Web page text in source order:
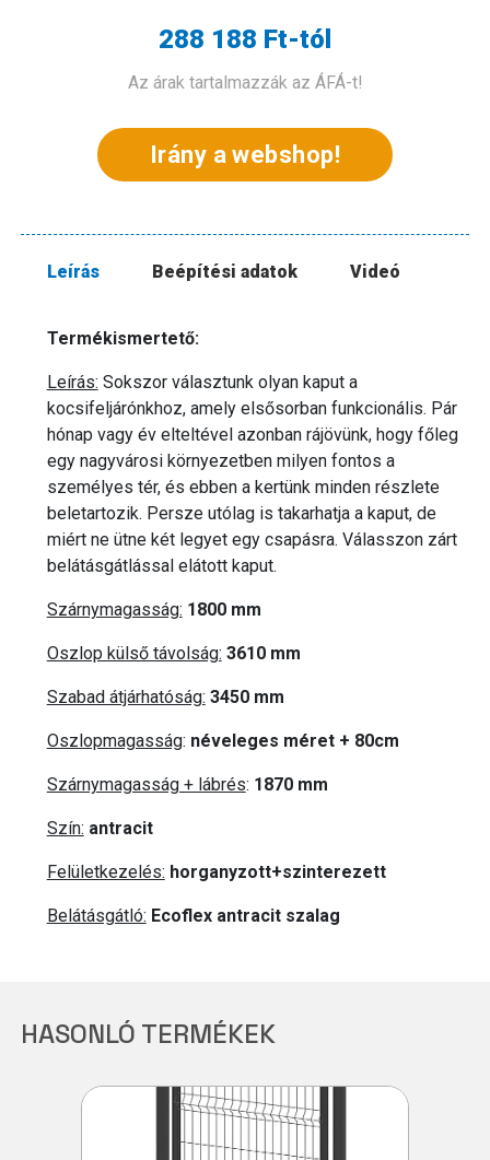
288 188 Ft-tól
Az árak tartalmazzák az ÁFÁ-t!
Irány a webshop!
Leírás Beépítési adatok Videó
Termékismertető:
Leírás: Sokszor választunk olyan kaput a
kocsifeljárónkhoz, amely elsősorban funkcionális. Pár
hónap vagy év elteltével azonban rájövünk, hogy főleg
egy nagyvárosi környezetben milyen fontos a
személyes tér, és ebben a kertünk minden részlete
beletartozik. Persze utólag is takarhatja a kaput, de
miért ne ütne két legyet egy csapásra. Válasszon zárt
belátásgátlással elátott kaput.
Szárnymagasság: 1800 mm
Oszlop külső távolság: 3610 mm
Szabad átjárhatóság: 3450 mm
Oszlopmagasság: néveleges méret + 80cm
Szárnymagasság + lábrés: 1870 mm
Szín: antracit
Felületkezelés: horganyzott+szinterezett
Belátásgátló: Ecoflex antracit szalag
HASONLÓ TERMÉKEK